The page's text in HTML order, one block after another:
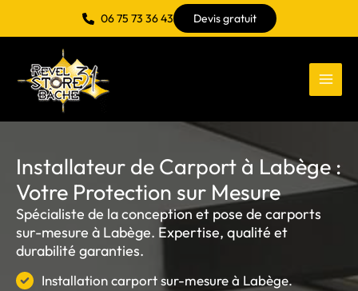
contenu
06 75 73 36 43 Devis gratuit
Installateur de Carport à Labège :
Votre Protection sur Mesure
Spécialiste de la conception et pose de carports
sur-mesure à Labège. Expertise, qualité et
durabilité garanties.
Installation carport sur-mesure à Labège.